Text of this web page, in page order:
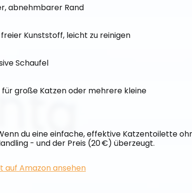
abnehmbarer Rand
Kunststoff, leicht zu reinigen
Schaufel
für große Katzen oder mehrere kleine
du eine einfache, effektive Katzentoilette
- und der Preis (20 €) überzeugt.
auf Amazon ansehen